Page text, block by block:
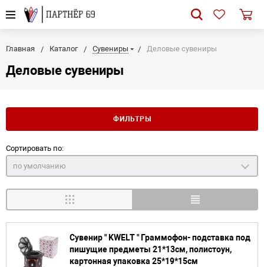
Главная Каталог Сувениры Деловые сувениры
Деловые сувениры
ФИЛЬТРЫ
Сортировать по:
по умолчанию
Сувенир " KWELT " Граммофон- подставка под
пишущие предметы 21*13см, полистоун,
картонная упаковка 25*19*15см